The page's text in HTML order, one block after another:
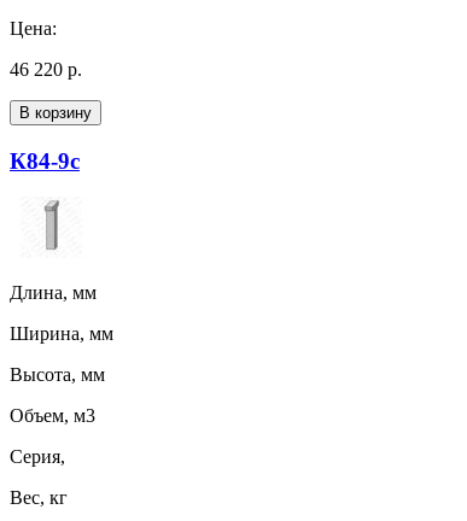
Цена:
46 220 р.
В корзину
К84-9с
Длина, мм
Ширина, мм
Высота, мм
Объем, м3
Серия,
Вес, кг